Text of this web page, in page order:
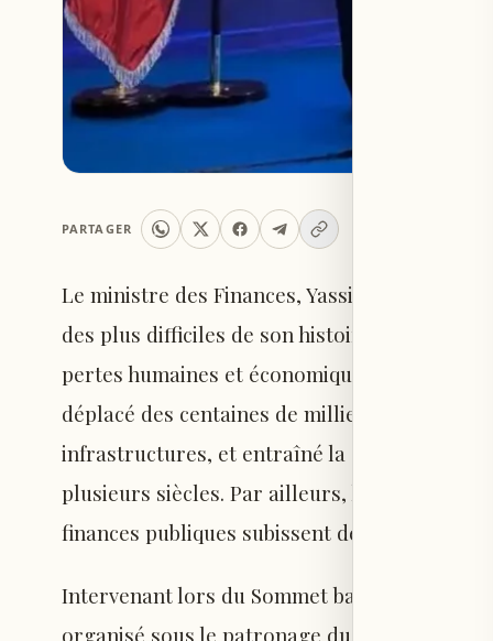
PARTAGER
Le ministre des Finances, Yassine Jaber, a
des plus difficiles de son histoire récente. Il
pertes humaines et économiques
déplacé des centaines de milliers de
infrastructures, et entraîné la disparition
plusieurs siècles. Par ailleurs, les activités
finances publiques subissent de fortes
Intervenant lors du Sommet bancaire et
organisé sous le patronage du président